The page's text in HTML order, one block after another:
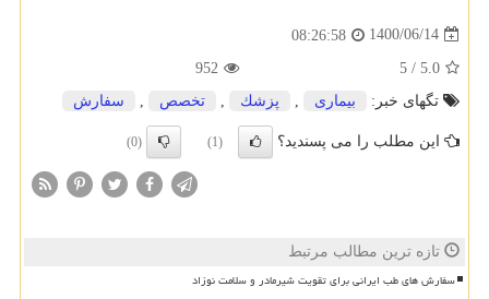
1400/06/14
08:26:58
5.0
/
5
952
تگهای خبر:
بیماری , پزشك , تخصص , سفارش
این مطلب را می پسندید؟ (1)
(0)
تازه ترین مطالب مرتبط
سفارش های طب ایرانی برای تقویت شیرمادر و سلامت نوزاد